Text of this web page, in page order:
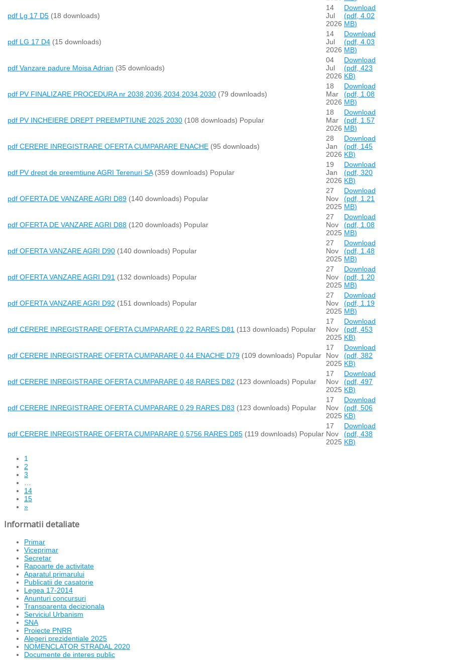
pdf Lg 17 D5 (18 downloads)
14
Jul
2026
Download
(pdf, 4.02
MB)
pdf LG 17 D4 (15 downloads)
14
Jul
2026
Download
(pdf, 4.03
MB)
pdf Vanzare padure Moisa Adrian (35 downloads)
04
Jul
2026
Download
(pdf, 423
KB)
pdf PV FINALIZARE PROCEDURA nr 2038,2036,2034,2034,2030 (79 downloads)
18
Mar
2026
Download
(pdf, 1.08
MB)
pdf PV INCHEIERE DREPT PREEMPTIUNE 2025 2030 (108 downloads) Popular
18
Mar
2026
Download
(pdf, 1.57
MB)
pdf CERERE INREGISTRARE OFERTA CUMPARARE ENACHE (95 downloads)
28
Jan
2026
Download
(pdf, 145
KB)
pdf PV drept de preemtiune AGRI Terenuri SA (359 downloads) Popular
19
Jan
2026
Download
(pdf, 320
KB)
pdf OFERTA DE VANZARE AGRI D89 (140 downloads) Popular
27
Nov
2025
Download
(pdf, 1.21
MB)
pdf OFERTA DE VANZARE AGRI D88 (120 downloads) Popular
27
Nov
2025
Download
(pdf, 1.08
MB)
pdf OFERTA VANZARE AGRI D90 (140 downloads) Popular
27
Nov
2025
Download
(pdf, 1.48
MB)
pdf OFERTA VANZARE AGRI D91 (132 downloads) Popular
27
Nov
2025
Download
(pdf, 1.20
MB)
pdf OFERTA VANZARE AGRI D92 (151 downloads) Popular
27
Nov
2025
Download
(pdf, 1.19
MB)
pdf CERERE INREGISTRARE OFERTA CUMPARARE 0,22 RARES D81 (113 downloads) Popular
17
Nov
2025
Download
(pdf, 453
KB)
pdf CERERE INREGISTRARE OFERTA CUMPARARE 0,44 ENACHE D79 (109 downloads) Popular
17
Nov
2025
Download
(pdf, 382
KB)
pdf CERERE INREGISTRARE OFERTA CUMPARARE 0,48 RARES D82 (123 downloads) Popular
17
Nov
2025
Download
(pdf, 497
KB)
pdf CERERE INREGISTRARE OFERTA CUMPARARE 0,29 RARES D83 (123 downloads) Popular
17
Nov
2025
Download
(pdf, 506
KB)
pdf CERERE INREGISTRARE OFERTA CUMPARARE 0,5756 RARES D85 (119 downloads) Popular
17
Nov
2025
Download
(pdf, 438
KB)
1
2
3
14
15
»
Informatii detaliate
Primar
Viceprimar
Secretar
Rapoarte de activitate
Aparatul primarului
Publicatii de casatorie
Legea 17-2014
Anunturi concursuri
Transparenta decizionala
Serviciul Urbanism
SNA
Proiecte PNRR
Alegeri prezidentiale 2025
NOMENCLATOR STRADAL 2020
Documente de interes public